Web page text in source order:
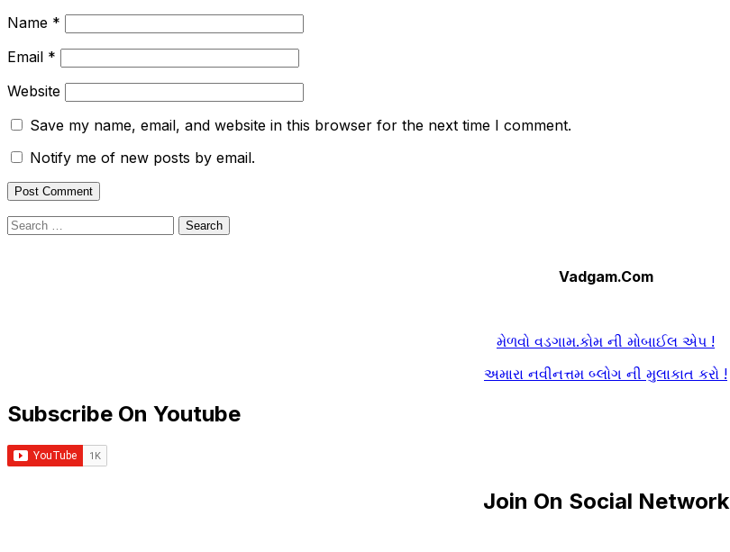
Name *
Email *
Website
Save my name, email, and website in this browser for the next time I comment.
Notify me of new posts by email.
Search
for:
Vadgam.Com
મેળવો વડગામ.કોમ ની મોબાઈલ એપ !
અમારા નવીનત્તમ બ્લોગ ની મુલાકાત કરો !
Subscribe On Youtube
Join On Social Network